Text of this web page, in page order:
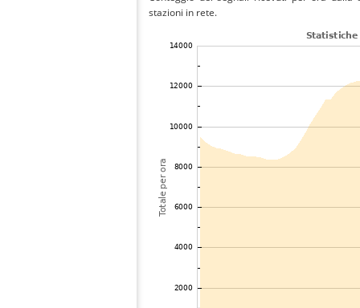
stazioni in rete.